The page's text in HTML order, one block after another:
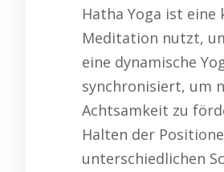
Hatha Yoga ist
Meditation nutzt,
eine dynamische
synchronisiert, um
Achtsamkeit zu
Halten der
unterschiedlichen